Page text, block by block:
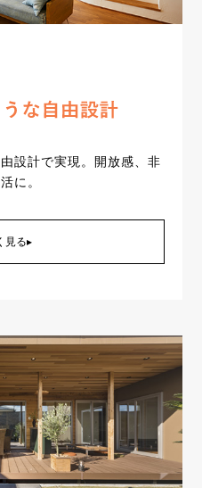
設計で実現。開放感、非
に。
見る▸